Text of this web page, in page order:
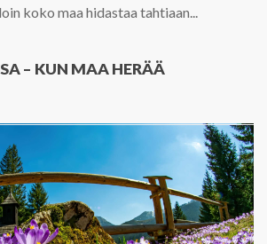
koko maa hidastaa tahtiaan...
– KUN MAA HERÄÄ